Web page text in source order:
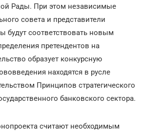
Рады. При этом независимые
совета и представители
будут соответствовать новым
претендентов на
образует конкурсную
находятся в русле
Принципов стратегического
банковского сектора.
считают необходимым